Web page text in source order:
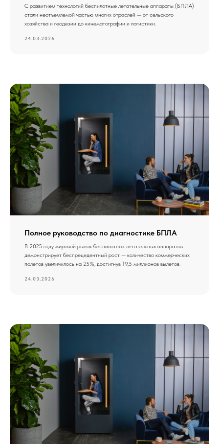
С развитием технологий беспилотные летательные аппараты (БПЛА)
стали неотъемлемой частью многих отраслей — от сельского
хозяйства и геодезии до кинематографии и логистики.
24.03.2026
Полное руководство по диагностике БПЛА
В 2025 году мировой рынок беспилотных летательных аппаратов
демонстрирует беспрецедентный рост — количество коммерческих
полетов увеличилось на 25%, достигнув 19,5 миллионов вылетов.
24.03.2026